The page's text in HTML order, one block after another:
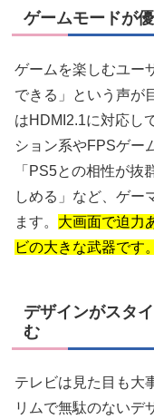
ゲームモードが
ゲームを楽しむユー
できる」という声が
はHDMI2.1に対応し
ション系やFPSゲー
「PS5との相性が抜
しめる」など、ゲー
ます。 大画面で迫力
ビの大きな武器です。
デザインがスタ
む
テレビは見た目も大
リムで無駄のないデ